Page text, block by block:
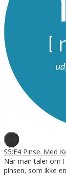
S5:E4 Pinse. Med
Når man taler om
pinsen, som ikke